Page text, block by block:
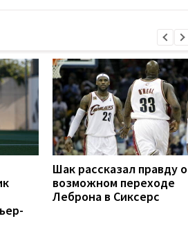
Шак рассказал правду о
возможном переходе
Леброна в Сиксерс